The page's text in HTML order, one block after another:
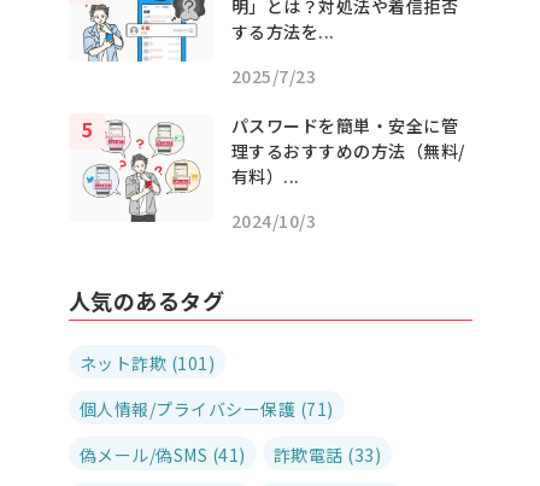
明」とは？対処法や着信拒否
する方法を...
2025/7/23
パスワードを簡単・安全に管
理するおすすめの方法（無料/
有料）...
2024/10/3
人気のあるタグ
ネット詐欺 (101)
個人情報/プライバシー保護 (71)
偽メール/偽SMS (41)
詐欺電話 (33)